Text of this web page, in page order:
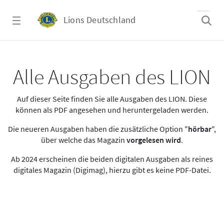
Lions Deutschland
Alle Ausgaben des LION
Auf dieser Seite finden Sie alle Ausgaben des LION. Diese
können als PDF angesehen und heruntergeladen werden.
Die neueren Ausgaben haben die zusätzliche Option "hörbar",
über welche das Magazin vorgelesen wird.
Ab 2024 erscheinen die beiden digitalen Ausgaben als reines
digitales Magazin (Digimag), hierzu gibt es keine PDF-Datei.